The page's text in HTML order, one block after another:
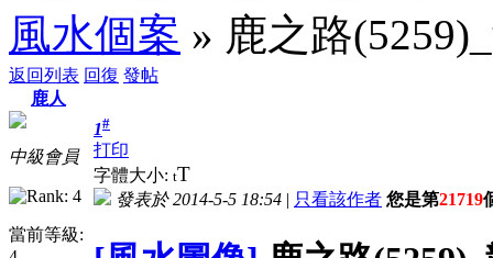
風水個案 » 鹿之路
返回列表 回復 發帖
鹿人
中級會員
當前等級:
1#
打印
字體大小: tT
發表於 2014-5-5 18:54 | 只看該作者 您是第21719